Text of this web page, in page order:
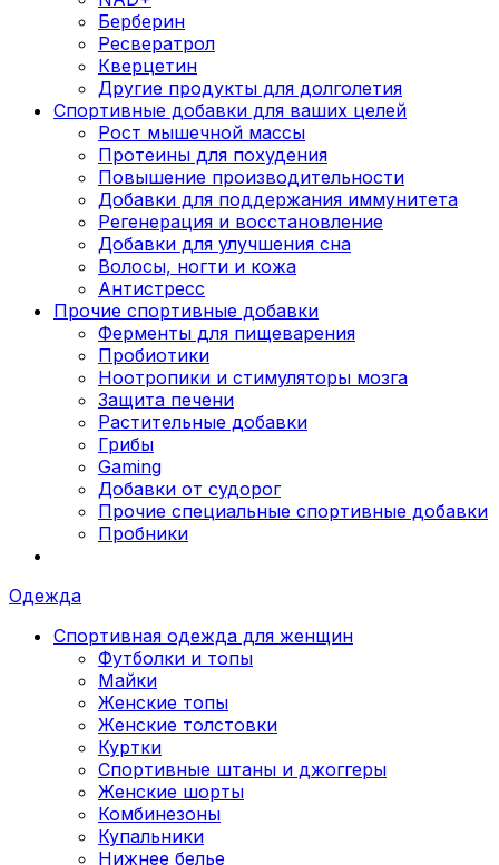
Берберин
Ресвератрол
Кверцетин
Другие продукты для долголетия
Спортивные добавки для ваших целей
Рост мышечной массы
Протеины для похудения
Повышение производительности
Добавки для поддержания иммунитета
Регенерация и восстановление
Добавки для улучшения сна
Волосы, ногти и кожа
Антистресс
Прочие спортивные добавки
Ферменты для пищеварения
Пробиотики
Ноотропики и стимуляторы мозга
Защита печени
Растительные добавки
Грибы
Gaming
Добавки от судорог
Прочие специальные спортивные добавки
Пробники
Одежда
Спортивная одежда для женщин
Футболки и топы
Майки
Женские топы
Женские толстовки
Куртки
Спортивные штаны и джоггеры
Женские шорты
Комбинезоны
Купальники
Нижнее белье